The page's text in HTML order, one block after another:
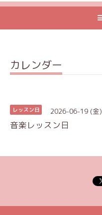
カレンダー
レッスン日 2026-06-19 (金)
音楽レッスン日